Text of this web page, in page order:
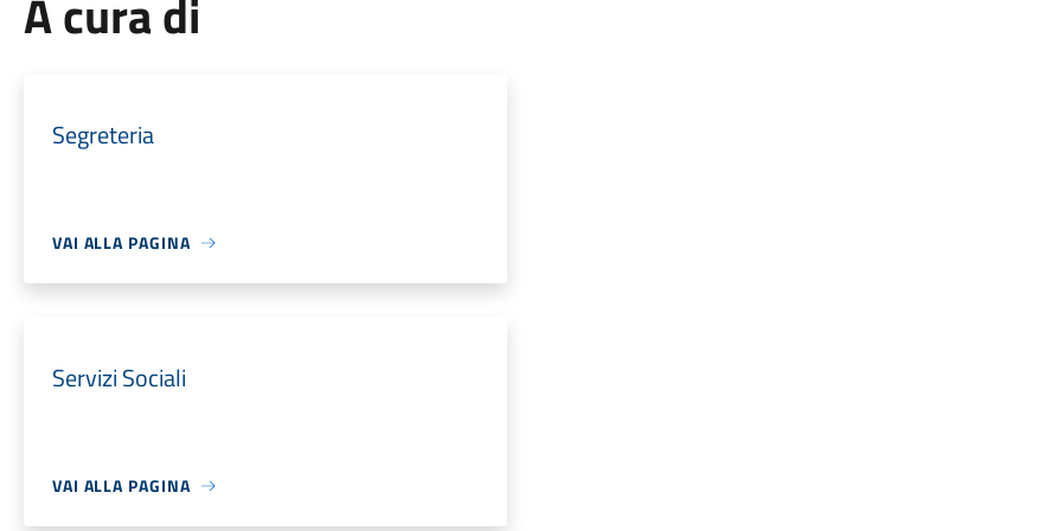
A cura di
Segreteria
VAI ALLA PAGINA
Servizi Sociali
VAI ALLA PAGINA